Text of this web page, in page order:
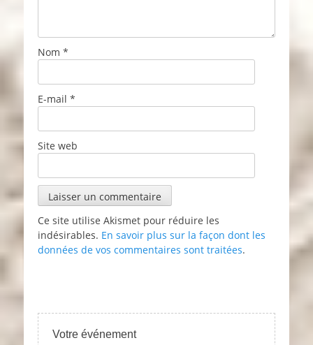
Nom *
E-mail *
Site web
Ce site utilise Akismet pour réduire les
indésirables. En savoir plus sur la façon dont les
données de vos commentaires sont traitées.
Votre événement